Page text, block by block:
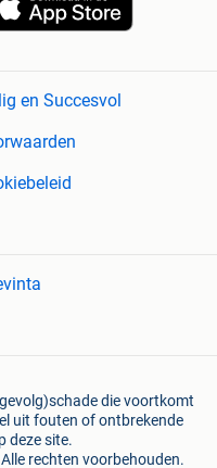
en Succesvol
die voortkomt
uit fouten of ontbrekende
deze site.
rechten voorbehouden.